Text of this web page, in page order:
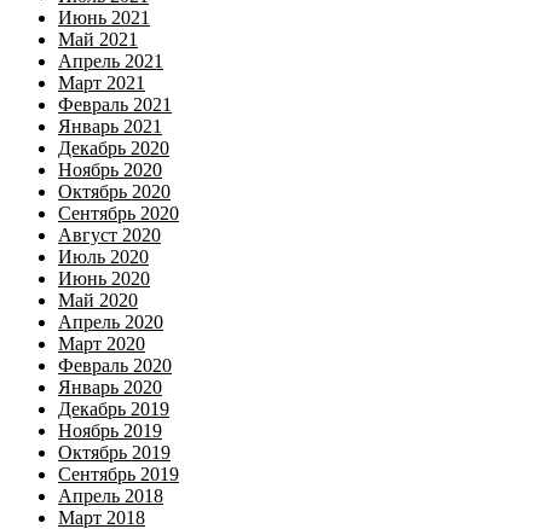
Июнь 2021
Май 2021
Апрель 2021
Март 2021
Февраль 2021
Январь 2021
Декабрь 2020
Ноябрь 2020
Октябрь 2020
Сентябрь 2020
Август 2020
Июль 2020
Июнь 2020
Май 2020
Апрель 2020
Март 2020
Февраль 2020
Январь 2020
Декабрь 2019
Ноябрь 2019
Октябрь 2019
Сентябрь 2019
Апрель 2018
Март 2018